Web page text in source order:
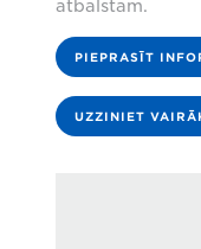
atbalstam.
PIEPRASĪT
UZZINIET